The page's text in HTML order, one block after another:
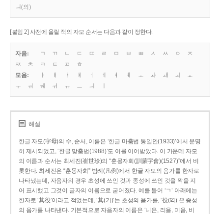
ㅢ(의)
[붙임 2] 사전에 올릴 적의 자모 순서는 다음과 같이 정한다.
자음: ㄱ ㄲ ㄴ ㄷ ㄸ ㄹ ㅁ ㅂ ㅃ ㅅ ㅆ ㅇ
ㅈ
ㅉ
ㅊ ㅋ ㅌ ㅍ
ㅎ
모음:
ㅏ ㅐ ㅑ ㅒ ㅓ ㅔ ㅕ ㅖ ㅗ ㅘ ㅙ ㅚ
ㅛ
ㅜ
ㅝ ㅞ ㅟ ㅠ ㅡ ㅢ
해설
한글 자모(字母)의 수, 순서, 이름은 ‘한글 마춤법 통일안(1933)’에서 분명
히 제시되었고, ‘한글 맞춤법(1988)’도 이를 이어받았다. 이 가운데 자모
의 이름과 순서는 최세진(崔世珍)의 “훈몽자회(訓蒙字會)(1527)”에서 비
롯한다. 최세진은 “훈몽자회” 범례(凡例)에서 한글 자모의 음가를 한자로
나타냈는데, 자음자의 경우 초성에 쓰인 것과 종성에 쓰인 것을 짝을 지
어 표시했고 그것이 글자의 이름으로 굳어졌다. 예를 들어 ‘ㄱ’ 아래에는
한자로 ‘其役’이라고 적었는데, ‘其(기)’는 초성의 음가를, ‘役(역)’은 종성
의 음가를 나타낸다. 기본적으로 자음자의 이름은 ‘니은, 리을, 미음, 비